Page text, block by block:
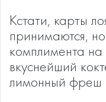
Кстати, карты
принимаются,
комплимента
вкуснейший
лимонный фреш